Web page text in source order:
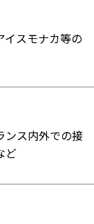
イスモナカ等の
ンス内外での接
ど